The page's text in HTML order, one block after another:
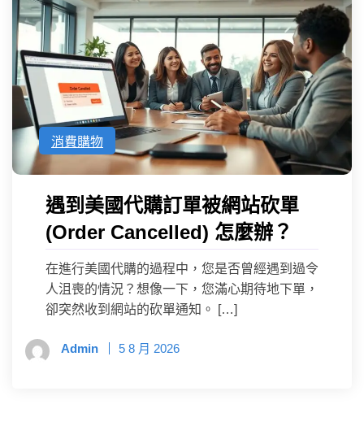
消費購物
遇到美國代購訂單被網站砍單
(Order Cancelled) 怎麼辦？
在進行美國代購的過程中，您是否曾經遇到過令
人沮喪的情況？想像一下，您滿心期待地下單，
卻突然收到網站的砍單通知。 […]
Admin 5 8 月 2026